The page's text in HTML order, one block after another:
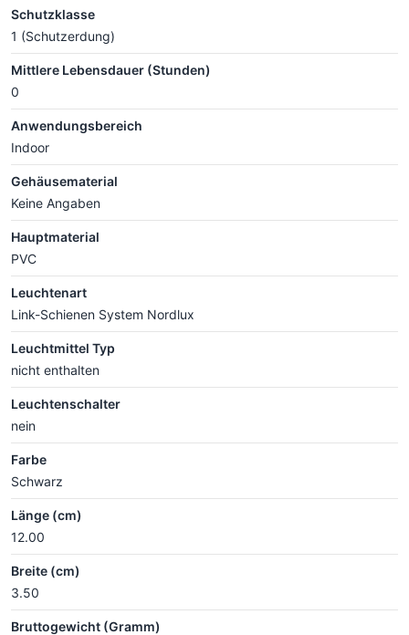
Schutzklasse
1 (Schutzerdung)
Mittlere Lebensdauer (Stunden)
0
Anwendungsbereich
Indoor
Gehäusematerial
Keine Angaben
Hauptmaterial
PVC
Leuchtenart
Link-Schienen System Nordlux
Leuchtmittel Typ
nicht enthalten
Leuchtenschalter
nein
Farbe
Schwarz
Länge (cm)
12.00
Breite (cm)
3.50
Bruttogewicht (Gramm)